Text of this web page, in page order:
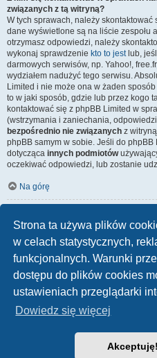
Strona ta używa plików
w celach statystycznych,
funkcjonalnych. Warunki
dostępu do plików cookies
ustawieniach przeglądarki
Dowiedz się więcej
Akceptuję!
związanych z tą witryną?
W tych sprawach, należy
dane wyświetlone są na liście zespołu
otrzymasz odpowiedzi, należy
wykonaj sprawdzenie kto to jestlub,
darmowych serwisów, np. Yahoo!,
wydziałem nadużyć tego serwisu.
Limited i nie może ona w żaden
to w jaki sposób, gdzie lub przez kogo
kontaktować się z phpBB Limited w
(wstrzymania i zaniechania,
bezpośrednio nie związanych z
phpBB samym w sobie. Jeśli do
dotycząca innych podmiotów
oczekiwać odpowiedzi, lub zostanie
Na górę
Wszyscy użytkownicy witryny mogą
przez administratora witryny –
mogą także używać odnośnika
Na górę
Technologię dostarczaphpBB®